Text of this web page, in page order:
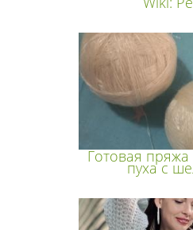
Готовая пряжа
пуха с